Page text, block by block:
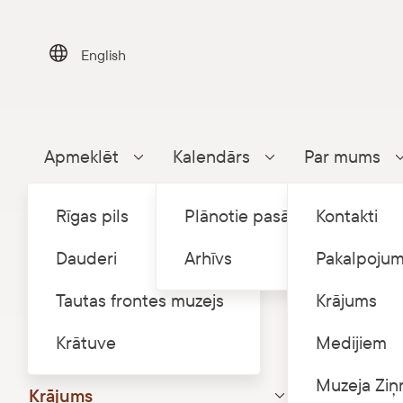
English
Apmeklēt Parādīt apakšizvēlni
Rīgas pils
Dauderi
Tautas frontes muzejs
Krātuve
Kalendārs Parādīt apakšizvēlni
Plānotie pasākumi
Arhīvs
Par mums
Kontakti
Krājums
Medijiem
Muzeja
Krātuve
Krājums